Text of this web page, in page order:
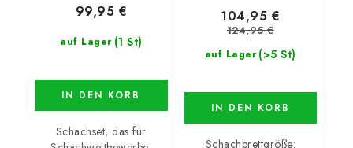
auf Lager (1 St)
99,95 €
IN DEN KORB
Schachset, das für
auf Lager (>5 St)
104,95 €
124,95 €
IN DEN KORB
Schachbrettgröße: